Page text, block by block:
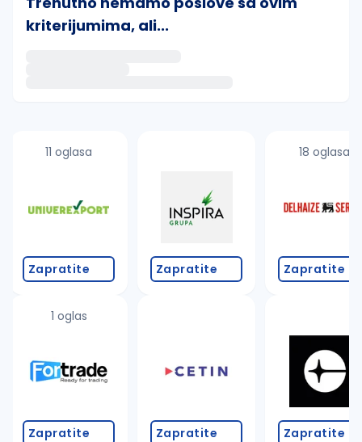
kriterijumima, ali...
proverite pravopisne greške (koristite č, ć, š, đ,
promenite odabrane filtere pretrage
11 oglasa
Zapratite
1 oglas
Zapratite
Zapratite
Zapratite
18 oglasa
Zapratite
Zapratite